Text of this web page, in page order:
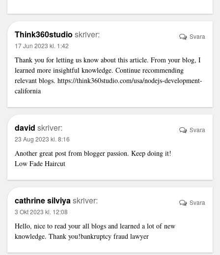
Think360studio skriver:
17 Jun 2023 kl. 1:42
Thank you for letting us know about this article. From your blog, I
learned more insightful knowledge. Continue recommending
relevant blogs. https://think360studio.com/usa/nodejs-development-
california
Svara
david skriver:
23 Aug 2023 kl. 8:16
Another great post from blogger passion. Keep doing it!
Low Fade Haircut
Svara
cathrine silviyaskriver:
3 Okt 2023 kl. 12:08
Hello, nice to read your all blogs and learned a lot of new
knowledge. Thank you!bankruptcy fraud lawyer
Svara